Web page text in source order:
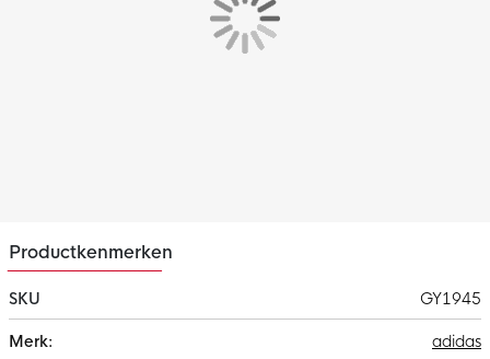
Productkenmerken
SKU
GY1945
informatie
adidas